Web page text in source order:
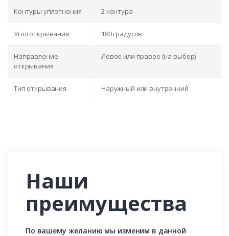
Контуры уплотнения 2 контура
Угол открывания 180 градусов
Направление
открывания
Левое или правое (на выбор)
Тип открывания Наружный или внутренний
Наши
преимущества
По вашему желанию мы изменим в данной